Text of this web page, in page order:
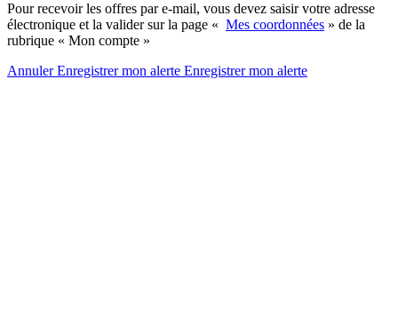
Pour recevoir les offres par e-mail, vous devez saisir votre adresse
électronique et la valider sur la page « Mes coordonnées » de la
rubrique « Mon compte »
AnnulerEnregistrer mon alerte Enregistrermon alerte